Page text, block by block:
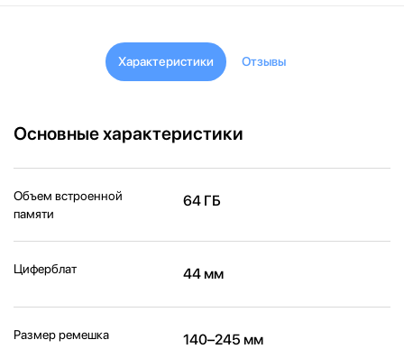
Характеристики Отзывы
Основные характеристики
Объем встроенной
памяти
64 ГБ
Циферблат 44 мм
Размер ремешка 140–245 мм